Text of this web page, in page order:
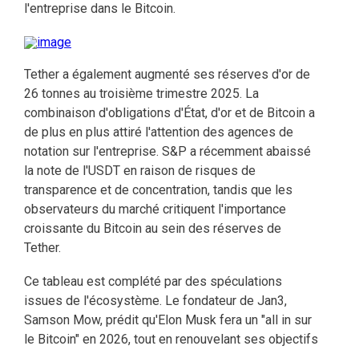
l'entreprise dans le Bitcoin.
Tether a également augmenté ses réserves d'or de
26 tonnes au troisième trimestre 2025. La
combinaison d'obligations d'État, d'or et de Bitcoin a
de plus en plus attiré l'attention des agences de
notation sur l'entreprise. S&P a récemment abaissé
la note de l'USDT en raison de risques de
transparence et de concentration, tandis que les
observateurs du marché critiquent l'importance
croissante du Bitcoin au sein des réserves de
Tether.
Ce tableau est complété par des spéculations
issues de l'écosystème. Le fondateur de Jan3,
Samson Mow, prédit qu'Elon Musk fera un "all in sur
le Bitcoin" en 2026, tout en renouvelant ses objectifs